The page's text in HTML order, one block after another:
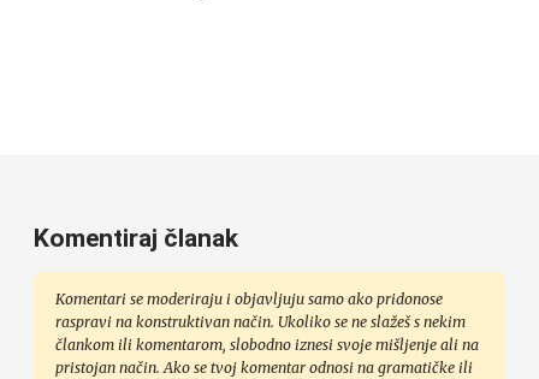
Komentiraj članak
Komentari se moderiraju i objavljuju samo ako pridonose
raspravi na konstruktivan način. Ukoliko se ne slažeš s nekim
člankom ili komentarom, slobodno iznesi svoje mišljenje ali na
pristojan način. Ako se tvoj komentar odnosi na gramatičke ili